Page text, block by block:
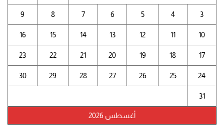
أغسطس 2026
3
4
5
6
7
8
9
10
11
12
13
14
15
16
17
18
19
20
21
22
23
24
25
26
27
28
29
30
31